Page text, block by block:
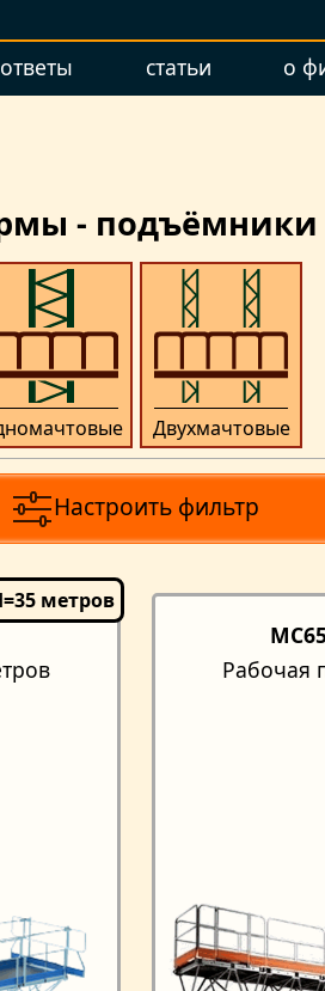
статьи о
- подъёмники
Настроить фильтр
Рабочая
Двухмачтовые